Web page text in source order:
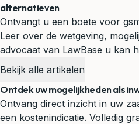
alternatieven
Ontvangt u een boete voor
Leer over de wetgeving,
advocaat van LawBase u kan
Bekijk alle artikelen
Ontdek uw mogelijkheden als
Ontvang direct inzicht in uw
een kostenindicatie. Volledig